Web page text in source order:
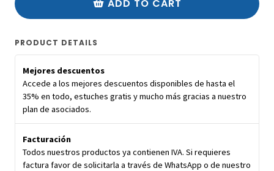
ADD TO CART
PRODUCT DETAILS
Mejores descuentos
Accede a los mejores descuentos disponibles de hasta el
35% en todo, estuches gratis y mucho más gracias a nuestro
plan de asociados.
Facturación
Todos nuestros productos ya contienen IVA. Si requieres
factura favor de solicitarla a través de WhatsApp o de nuestro